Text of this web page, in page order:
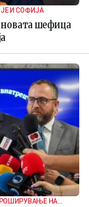
И СОФИЈА
шефица
НА